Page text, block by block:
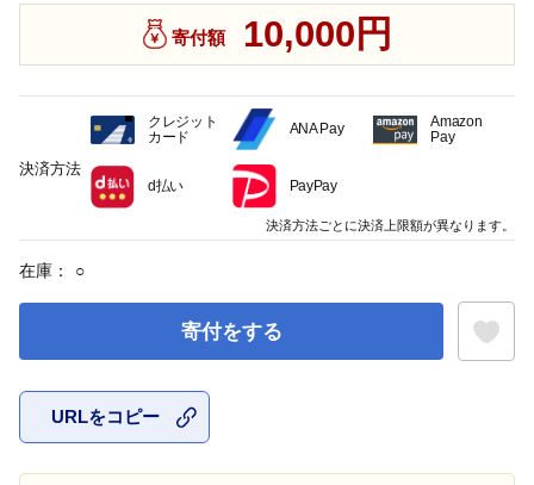
寄付額 10,000円
在庫： ○
寄付をする
URLをコピー
決済方法
クレジット
カード
ANA Pay
Amazon
Pay
d払い PayPay
決済方法ごとに決済上限額が異なります。